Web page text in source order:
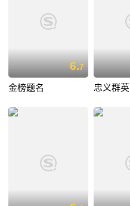
6.7
金榜题名 忠义群英